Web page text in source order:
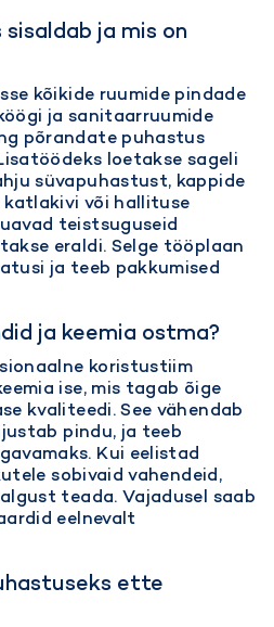
ja mis on
kõikide ruumide pindade
ja sanitaarruumide
põrandate puhastus
loetakse sageli
süvapuhastust, kappide
või hallituse
teistsuguseid
eraldi. Selge tööplaan
ja teeb pakkumised
ja keemia ostma?
koristustiim
ise, mis tagab õige
kvaliteedi. See vähendab
pindu, ja teeb
Kui eelistad
sobivaid vahendeid,
teada. Vajadusel saab
eelnevalt
ette